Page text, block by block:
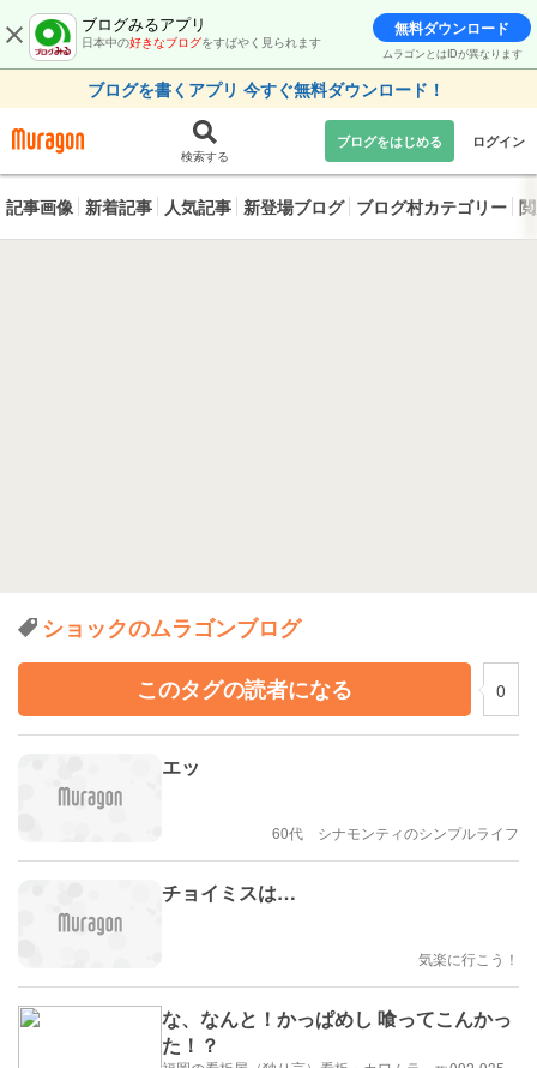
ブログみるアプリ
日本中の好きなブログをすばやく見られます
無料ダウンロード
ムラゴンとはIDが異なります
ブログを書くアプリ 今すぐ無料ダウンロード！
検索する
ブログをはじめる ログイン
記事画像 新着記事 人気記事 新登場ブログ ブログ村カテゴリー
ショックのムラゴンブログ
このタグの読者になる
0
エッ
60代 シナモンティのシンプルライフ
チョイミスは…
気楽に行こう！
な、なんと！かっぱめし 喰ってこんかっ
た！？